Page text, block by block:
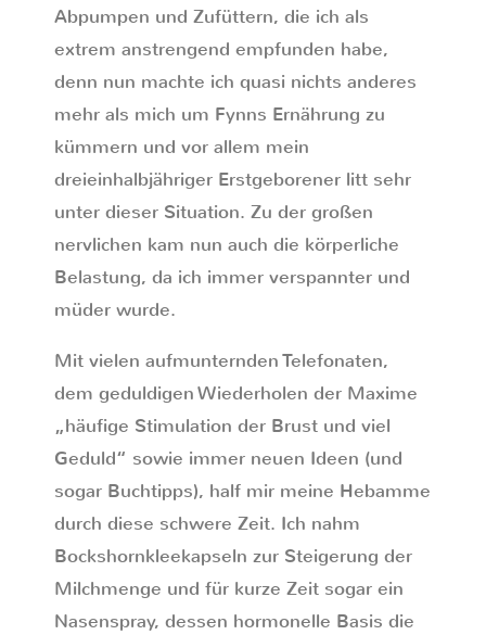
Abpumpen und Zufüttern, die ich als
extrem anstrengend empfunden habe,
denn nun machte ich quasi nichts anderes
mehr als mich um Fynns Ernährung zu
kümmern und vor allem mein
dreieinhalbjähriger Erstgeborener litt sehr
unter dieser Situation. Zu der großen
nervlichen kam nun auch die körperliche
Belastung, da ich immer verspannter und
müder wurde.
Mit vielen aufmunternden Telefonaten,
dem geduldigen Wiederholen der Maxime
„häufige Stimulation der Brust und viel
Geduld“ sowie immer neuen Ideen (und
sogar Buchtipps), half mir meine Hebamme
durch diese schwere Zeit. Ich nahm
Bockshornkleekapseln zur Steigerung der
Milchmenge und für kurze Zeit sogar ein
Nasenspray, dessen hormonelle Basis die